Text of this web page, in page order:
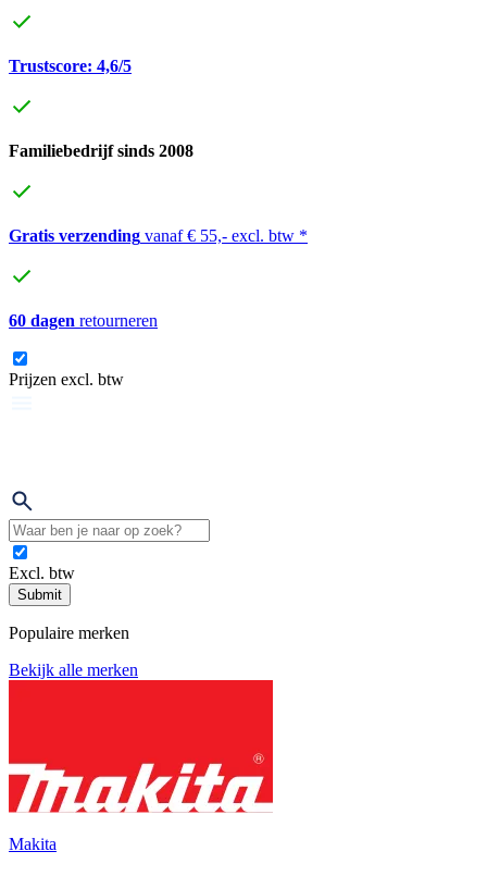
Trustscore: 4,6/5
Familiebedrijf sinds 2008
Gratis verzending vanaf € 55,- excl. btw *
60 dagen retourneren
Prijzen excl. btw
Excl. btw
Submit
Populaire merken
Bekijk alle merken
Makita